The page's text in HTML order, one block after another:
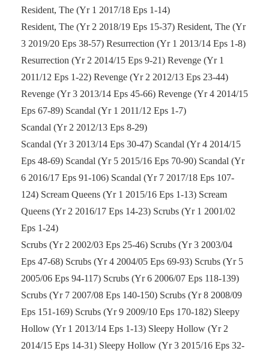
Resident, The (Yr 1 2017/18 Eps 1-14)
Resident, The (Yr 2 2018/19 Eps 15-37) Resident, The (Yr
3 2019/20 Eps 38-57) Resurrection (Yr 1 2013/14 Eps 1-8)
Resurrection (Yr 2 2014/15 Eps 9-21) Revenge (Yr 1
2011/12 Eps 1-22) Revenge (Yr 2 2012/13 Eps 23-44)
Revenge (Yr 3 2013/14 Eps 45-66) Revenge (Yr 4 2014/15
Eps 67-89) Scandal (Yr 1 2011/12 Eps 1-7)
Scandal (Yr 2 2012/13 Eps 8-29)
Scandal (Yr 3 2013/14 Eps 30-47) Scandal (Yr 4 2014/15
Eps 48-69) Scandal (Yr 5 2015/16 Eps 70-90) Scandal (Yr
6 2016/17 Eps 91-106) Scandal (Yr 7 2017/18 Eps 107-
124) Scream Queens (Yr 1 2015/16 Eps 1-13) Scream
Queens (Yr 2 2016/17 Eps 14-23) Scrubs (Yr 1 2001/02
Eps 1-24)
Scrubs (Yr 2 2002/03 Eps 25-46) Scrubs (Yr 3 2003/04
Eps 47-68) Scrubs (Yr 4 2004/05 Eps 69-93) Scrubs (Yr 5
2005/06 Eps 94-117) Scrubs (Yr 6 2006/07 Eps 118-139)
Scrubs (Yr 7 2007/08 Eps 140-150) Scrubs (Yr 8 2008/09
Eps 151-169) Scrubs (Yr 9 2009/10 Eps 170-182) Sleepy
Hollow (Yr 1 2013/14 Eps 1-13) Sleepy Hollow (Yr 2
2014/15 Eps 14-31) Sleepy Hollow (Yr 3 2015/16 Eps 32-